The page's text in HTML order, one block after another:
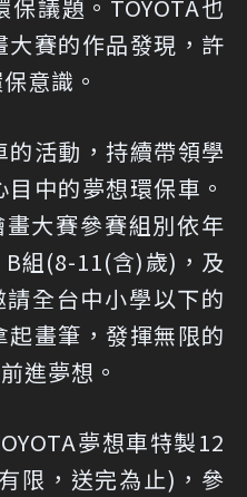
議題。TOYOTA也
賽的作品發現，許
意識。
活動，持續帶領學
中的夢想環保車。
畫大賽參賽組別依年
B組(8-11(含)歲) ，及
請全台中小學以下的
畫筆，發揮無限的
進夢想。
夢想車特製12
限，送完為止)，參